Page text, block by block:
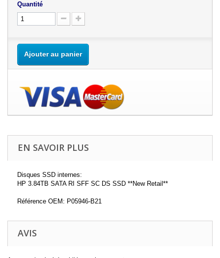
Quantité
Ajouter au panier
EN SAVOIR PLUS
Disques SSD internes:
HP 3.84TB SATA RI SFF SC DS SSD **New Retail**
Référence OEM: P05946-B21
AVIS